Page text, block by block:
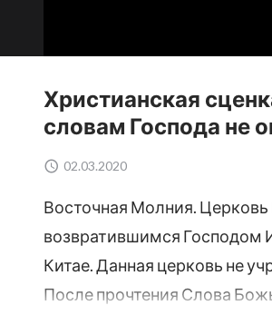
Христианская
словам Господа не
02.03.2020
Восточная Молния.
возвратившимся Господом
Китае. Данная церковь не
После прочтения Слова